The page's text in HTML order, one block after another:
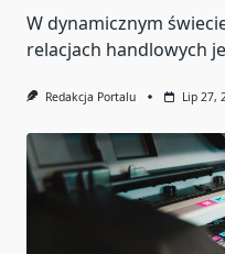
W dynamicznym
relacjach handlowych
Redakcja Portalu Lip 27,